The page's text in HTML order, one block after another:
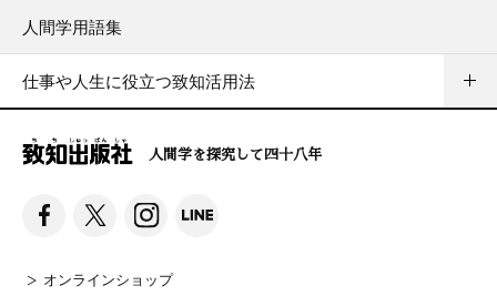
人間学用語集
仕事や人生に役立つ致知活用法
人間学を探究して四十八年
オンラインショップ